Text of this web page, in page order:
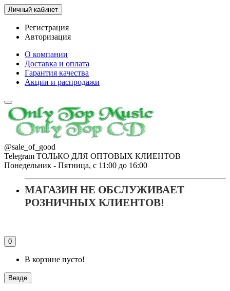
Личный кабинет
Регистрация
Авторизация
О компании
Доставка и оплата
Гарантия качества
Акции и распродажи
@sale_of_good
Telegram ТОЛЬКО ДЛЯ ОПТОВЫХ КЛИЕНТОВ
Понедельник - Пятница, с 11:00 до 16:00
МАГАЗИН НЕ ОБСЛУЖИВАЕТ
РОЗНИЧНЫХ КЛИЕНТОВ!
0
В корзине пусто!
Везде